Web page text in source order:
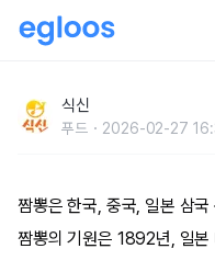
식신
푸드 2026-02-27
짬뽕은 한국, 중국, 일본 삼
짬뽕의 기원은 1892년, 일본